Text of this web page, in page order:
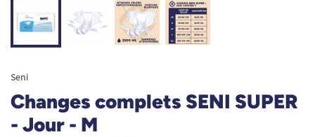
Seni
Changes complets SENI SUPER
- Jour - M